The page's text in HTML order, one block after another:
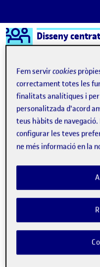
Saltar al contingut
Logo Ágora
Semestre 20232 - Aula 1
19 Juny,
Pràctica 2 ·
Publicat per
Andrea Martinez
Data de -
Fem servircookies
correctament totes les
finalitats analítiques i
personalitzada d'acord
teus hàbits de
configurar les teves
ne més informació en la